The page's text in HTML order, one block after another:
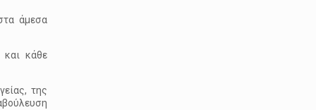
άμεσα
κάθε
της